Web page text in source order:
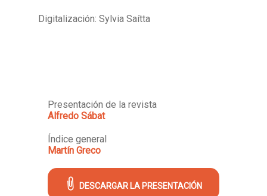
Digitalización: Sylvia Saítta
Presentación de la revista
Alfredo Sábat
Índice general
Martín Greco
DESCARGAR LA PRESENTACIÓN